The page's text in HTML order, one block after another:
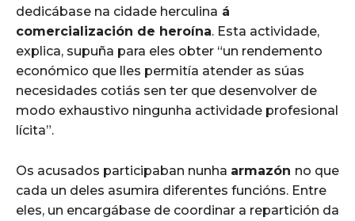
dedicábase na cidade herculina á
comercialización de heroína. Esta actividade,
explica, supuña para eles obter “un rendemento
económico que lles permitía atender as súas
necesidades cotiás sen ter que desenvolver de
modo exhaustivo ningunha actividade profesional
lícita”.
Os acusados participaban nunha armazón no que
cada un deles asumira diferentes funcións. Entre
eles, un encargábase de coordinar a repartición da